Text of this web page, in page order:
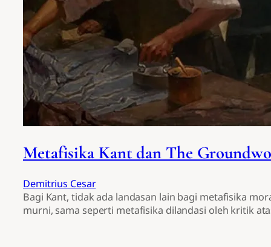
Metafisika Kant dan The
Demitrius Cesar
Bagi Kant, tidak ada landasan lain bagi metafisika
murni, sama seperti metafisika dilandasi oleh kritik